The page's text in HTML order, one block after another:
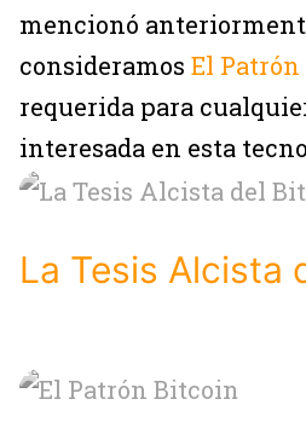
mencionó
consideramos El
requerida para
interesada en esta
La Tesis Alcista